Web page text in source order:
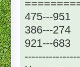
475---951
386---274
921---683